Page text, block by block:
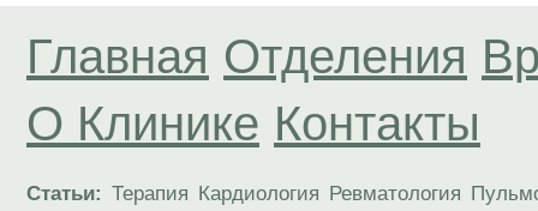
Главная Отделения
О Клинике Контакты
Статьи: Терапия Кардиология Ревматология